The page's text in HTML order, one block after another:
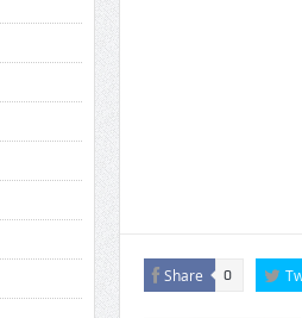
CINEMA×STYLE 286号
CINEMA×STYLE 285号
CINEMA×STYLE 294号
Share 0